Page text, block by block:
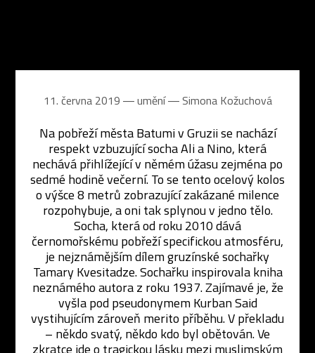
11. června 2019 ― umění ― Simona Kožuchová
Na pobřeží města Batumi v Gruzii se nachází
respekt vzbuzující socha Ali a Nino, která
nechává přihlížející v němém úžasu zejména po
sedmé hodině večerní. To se tento ocelový kolos
o výšce 8 metrů zobrazující zakázané milence
rozpohybuje, a oni tak splynou v jedno tělo.
Socha, která od roku 2010 dává
černomořskému pobřeží specifickou atmosféru,
je nejznámějším dílem gruzínské sochařky
Tamary Kvesitadze. Sochařku inspirovala kniha
neznámého autora z roku 1937. Zajímavé je, že
vyšla pod pseudonymem Kurban Said
vystihujícím zároveň merito příběhu. V překladu
– někdo svatý, někdo kdo byl obětován. Ve
zkratce jde o tragickou lásku mezi muslimským